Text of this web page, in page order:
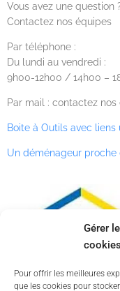
Gérer
cookies
Pour offrir les meilleures
que les cookies pour
Vous avez une question
Contactez nos équipes
Par téléphone :
Du lundi au vendredi :
9h00-12h00 / 14h00 –
Par mail : contactez nos
Boite à Outils avec liens
Un déménageur proche